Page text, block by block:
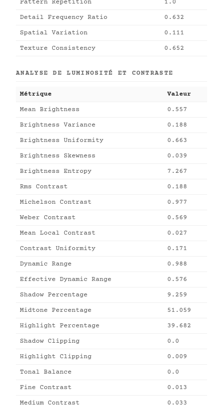
Pattern Repetition 1.0
Detail Frequency Ratio 0.632
Spatial Variation 0.111
Texture Consistency 0.652
ANALYSE DE LUMINOSITÉ ET CONTRASTE
Métrique Valeur
Mean Brightness 0.557
Brightness Variance 0.188
Brightness Uniformity 0.663
Brightness Skewness 0.039
Brightness Entropy 7.267
Rms Contrast 0.188
Michelson Contrast 0.977
Weber Contrast 0.569
Mean Local Contrast 0.027
Contrast Uniformity 0.171
Dynamic Range 0.988
Effective Dynamic Range 0.576
Shadow Percentage 9.259
Midtone Percentage 51.059
Highlight Percentage 39.682
Shadow Clipping 0.0
Highlight Clipping 0.009
Tonal Balance 0.0
Fine Contrast 0.013
Medium Contrast 0.033